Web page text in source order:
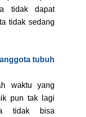
tidak dapat
tidak sedang
tubuh
waktu yang
pun tak lagi
tidak bisa